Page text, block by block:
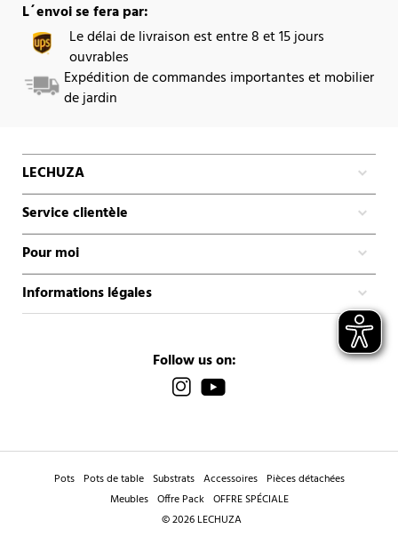
L´envoi se fera par:
Le délai de livraison est entre 8 et 15 jours
ouvrables
Expédition de commandes importantes et mobilier
de jardin
LECHUZA
Service clientèle
Pour moi
Informations légales
Follow us on:
Pots Pots de table Substrats Accessoires Pièces détachées
Meubles Offre Pack OFFRE SPÉCIALE
© 2026 LECHUZA